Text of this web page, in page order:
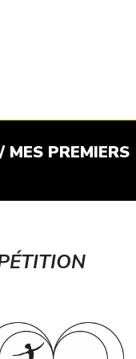
PREMIERS